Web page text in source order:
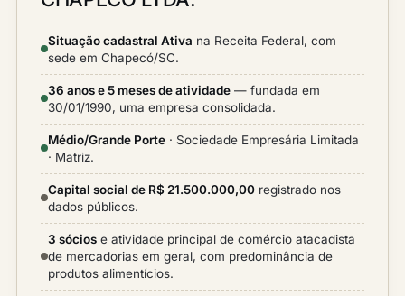
Situação cadastral Ativa na Receita Federal, com
sede em Chapecó/SC.
36 anos e 5 meses de atividade — fundada em
30/01/1990, uma empresa consolidada.
Médio/Grande Porte · Sociedade Empresária Limitada
· Matriz.
Capital social de R$ 21.500.000,00 registrado nos
dados públicos.
3 sócios e atividade principal de comércio atacadista
de mercadorias em geral, com predominância de
produtos alimentícios.